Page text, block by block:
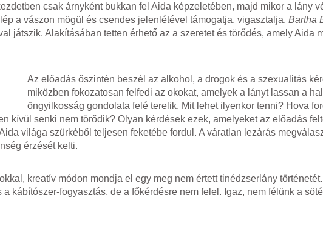
csak árnyként bukkan fel Aida képzeletében, majd mikor a lány
a vászon mögül és csendes jelenlétével támogatja, vigasztalja. Bartha
játszik. Alakításában tetten érhető az a szeretet és törődés, amely Aida
Az előadás őszintén beszél az alkohol, a drogok és a szexualitás
miközben fokozatosan felfedi az okokat, amelyek a lányt lassan a
öngyilkosság gondolata felé terelik. Mit lehet ilyenkor tenni? Hova
kívül senki nem törődik? Olyan kérdések ezek, amelyeket az előadás
világa szürkéből teljesen feketébe fordul. A váratlan lezárás
érzését kelti.
kreatív módon mondja el egy meg nem értett tinédzserlány
kábítószer-fogyasztás, de a főkérdésre nem felel. Igaz, nem félünk a